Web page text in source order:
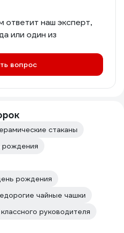
ответит наш эксперт,
или один из
вопрос
стаканы
рождения
рождения
чайные чашки
руководителя